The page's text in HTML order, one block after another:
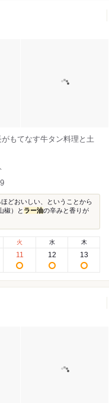
もてなす牛タン料理と土
どおいしい、ということから
椒）と ラー油の辛みと香りが
火
11
水
12
木
13